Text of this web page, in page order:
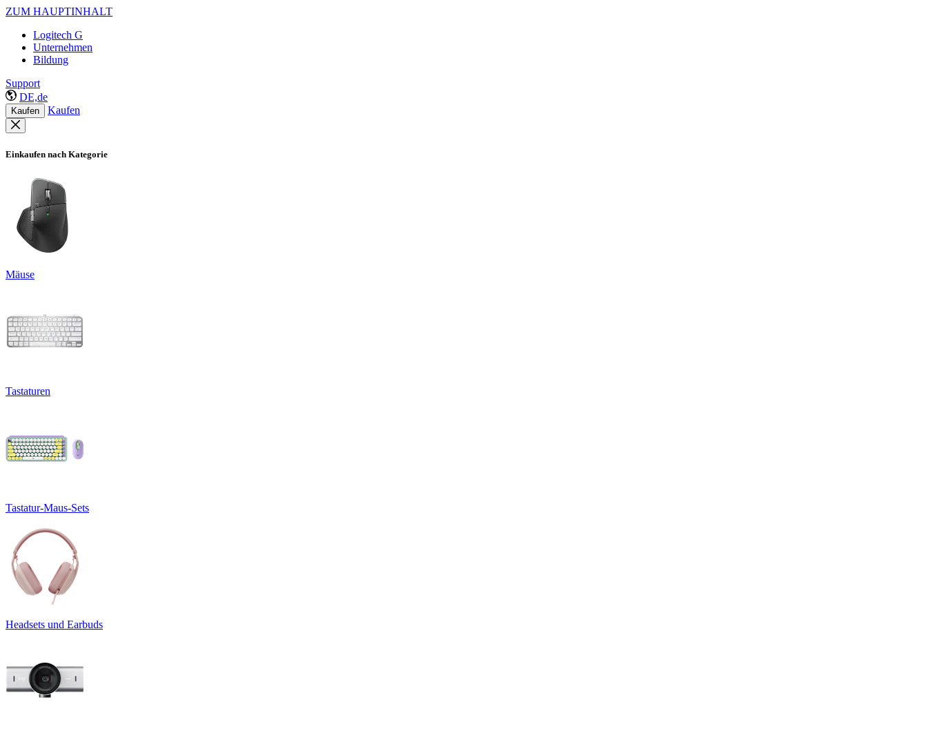
ZUM HAUPTINHALT
Logitech G
Unternehmen
Bildung
Support
DE,de
Kaufen Kaufen
Einkaufen nach Kategorie
Mäuse
Tastaturen
Tastatur-Maus-Sets
Headsets und Earbuds